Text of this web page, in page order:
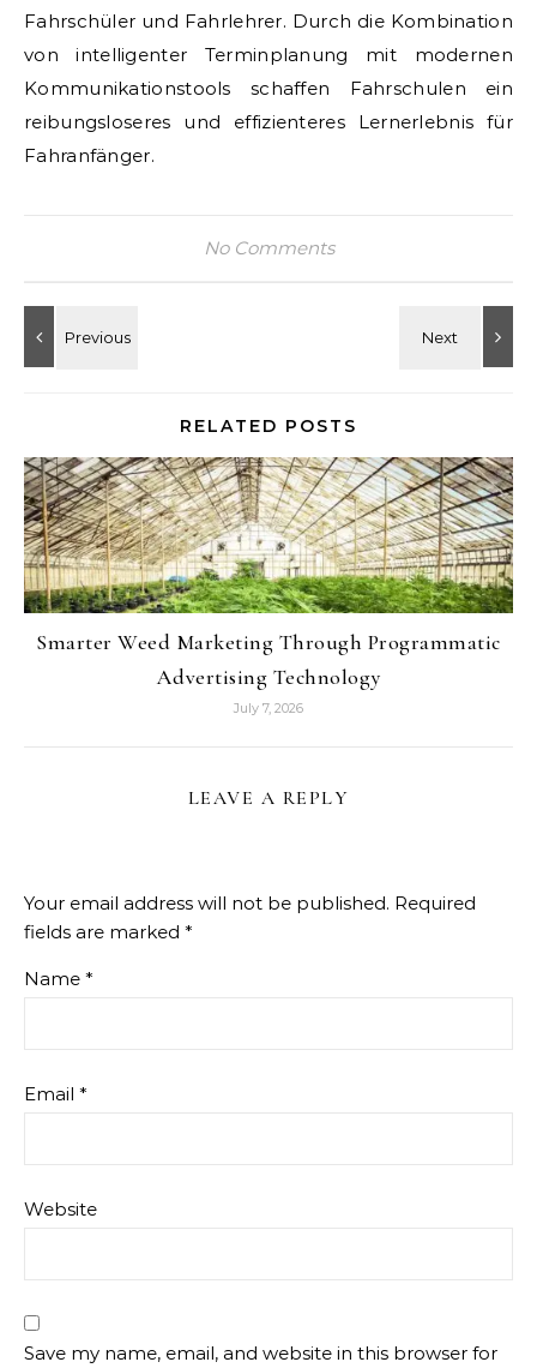
Fahrschüler und Fahrlehrer. Durch die Kombination
von intelligenter Terminplanung mit modernen
Kommunikationstools schaffen Fahrschulen ein
reibungsloseres und effizienteres Lernerlebnis für
Fahranfänger.
No Comments
RELATED POSTS
Smarter Weed Marketing Through Programmatic
Advertising Technology
July 7, 2026
LEAVE A REPLY
Your email address will not be published. Required
fields are marked *
Name *
Email *
Website
Save my name, email, and website in this browser for